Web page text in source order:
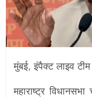
मुंबई, इंपैक्ट लाइव
महाराष्ट्र